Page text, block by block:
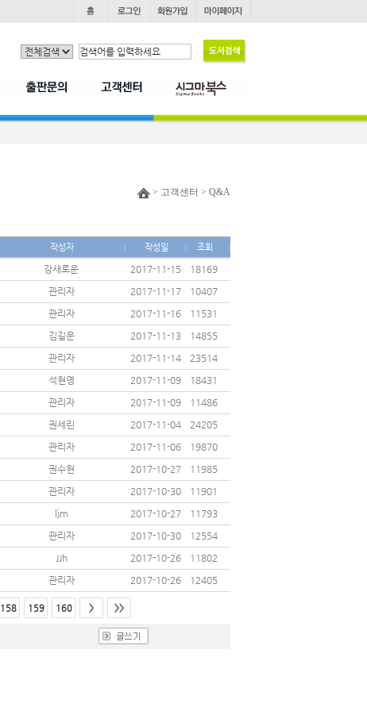
> 고객센터 > Q&A
작성자 작성일 조회
강새로운 2017-11-15
18169
관리자 2017-11-17
10407
관리자 2017-11-16
11531
김길운 2017-11-13
14855
관리자 2017-11-14
23514
석현영 2017-11-09
18431
관리자 2017-11-09
11486
권세린 2017-11-04
24205
관리자 2017-11-06
19870
권수현 2017-10-27
11985
관리자 2017-10-30
11901
ljm 2017-10-27
11793
관리자 2017-10-30
12554
JJh 2017-10-26
11802
관리자 2017-10-26 12405
158 159 160 > >>